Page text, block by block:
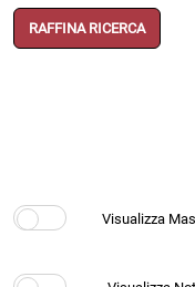
RAFFINA RICERCA